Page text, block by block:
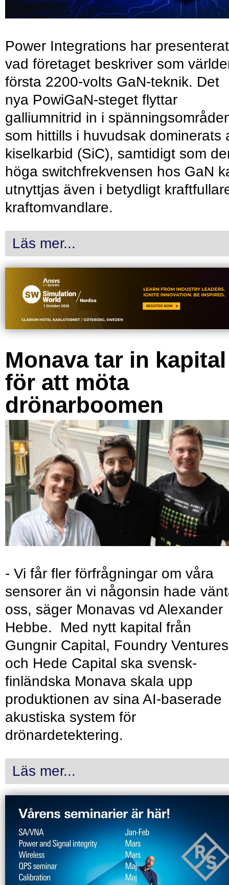
Power Integrations har presenterat
vad företaget beskriver som
första 2200-volts GaN-teknik. Det
nya PowiGaN-steget flyttar
galliumnitrid in i
som hittills i huvudsak dominerats
kiselkarbid (SiC), samtidigt som
höga switchfrekvensen hos GaN
utnyttjas även i betydligt
kraftomvandlare.
Läs mer...
Monava tar in kapital
för att möta
drönarboomen
- Vi får fler förfrågningar om våra
sensorer än vi någonsin hade
oss, säger Monavas vd Alexander
Hebbe. Med nytt kapital från
Gungnir Capital, Foundry Ventures
och Hede Capital ska svensk-
finländska Monava skala upp
produktionen av sina AI-baserade
akustiska system för
drönardetektering.
Läs mer...